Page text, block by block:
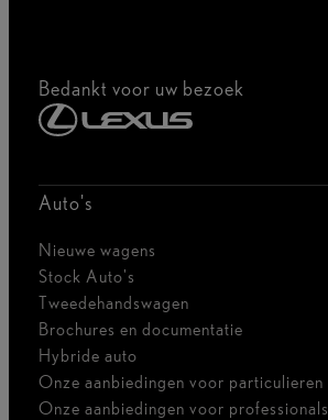
Bedankt voor uw bezoek
Auto's
Nieuwe wagens
Stock Auto's
Tweedehandswagen
Brochures en documentatie
Hybride auto
Onze aanbiedingen voor particulieren
Onze aanbiedingen voor professionals